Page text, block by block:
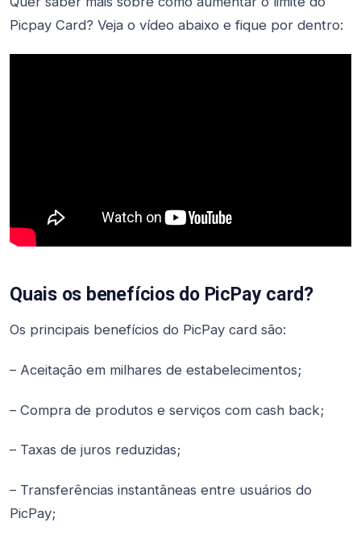
Picpay Card? Veja o vídeo abaixo e fique por dentro:
Quais os benefícios do PicPay card?
Os principais benefícios do PicPay card são:
– Aceitação em milhares de estabelecimentos;
– Compra de produtos e serviços com cash back;
– Taxas de juros reduzidas;
– Transferências instantâneas entre usuários do
PicPay;